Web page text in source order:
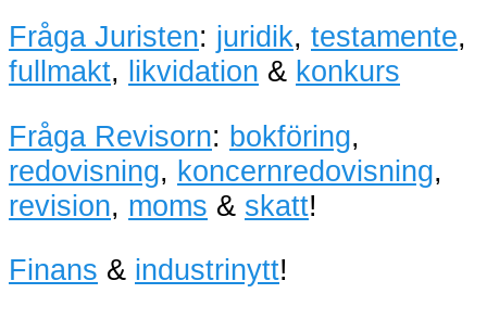
Fråga Juristen: juridik, testamente,
fullmakt, likvidation & konkurs
Fråga Revisorn: bokföring,
redovisning, koncernredovisning,
revision, moms & skatt!
Finans & industrinytt!